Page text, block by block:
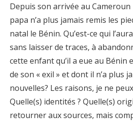
Depuis son arrivée au Cameroun
papa n’a plus jamais remis les
natal le Bénin. Qu’est-ce qui
sans laisser de traces, à
cette enfant qu’il a eue au Bénin
de son « exil » et dont il n’a plus
nouvelles? Les raisons, je ne
Quelle(s) identités ? Quelle(s)
retourner aux sources, mais